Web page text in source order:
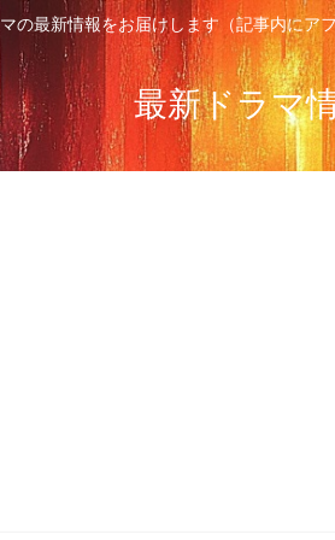
の最新情報をお届けします（記事内にア
最新ドラマ